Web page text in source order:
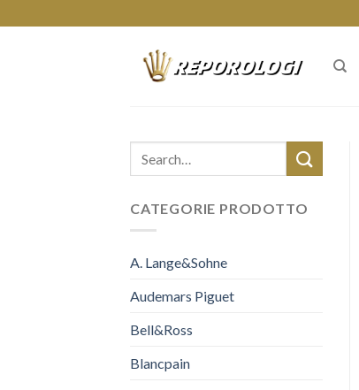
to
CATEGORIE PRODOTTO
A. Lange&Sohne
Audemars Piguet
Bell&Ross
Blancpain